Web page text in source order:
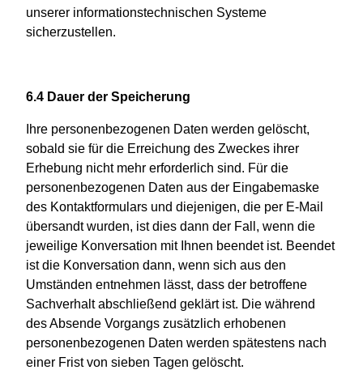
unserer informationstechnischen Systeme
sicherzustellen.
6.4 Dauer der Speicherung
Ihre personenbezogenen Daten werden gelöscht,
sobald sie für die Erreichung des Zweckes ihrer
Erhebung nicht mehr erforderlich sind. Für die
personenbezogenen Daten aus der Eingabemaske
des Kontaktformulars und diejenigen, die per E-Mail
übersandt wurden, ist dies dann der Fall, wenn die
jeweilige Konversation mit Ihnen beendet ist. Beendet
ist die Konversation dann, wenn sich aus den
Umständen entnehmen lässt, dass der betroffene
Sachverhalt abschließend geklärt ist. Die während
des Absende Vorgangs zusätzlich erhobenen
personenbezogenen Daten werden spätestens nach
einer Frist von sieben Tagen gelöscht.